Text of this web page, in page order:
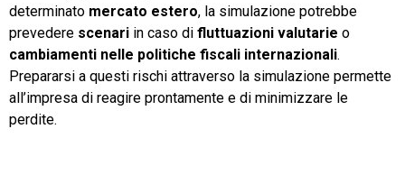
determinato mercato estero, la simulazione potrebbe
prevedere scenari in caso di fluttuazioni valutarie o
cambiamenti nelle politiche fiscali internazionali.
Prepararsi a questi rischi attraverso la simulazione permette
all’impresa di reagire prontamente e di minimizzare le
perdite.